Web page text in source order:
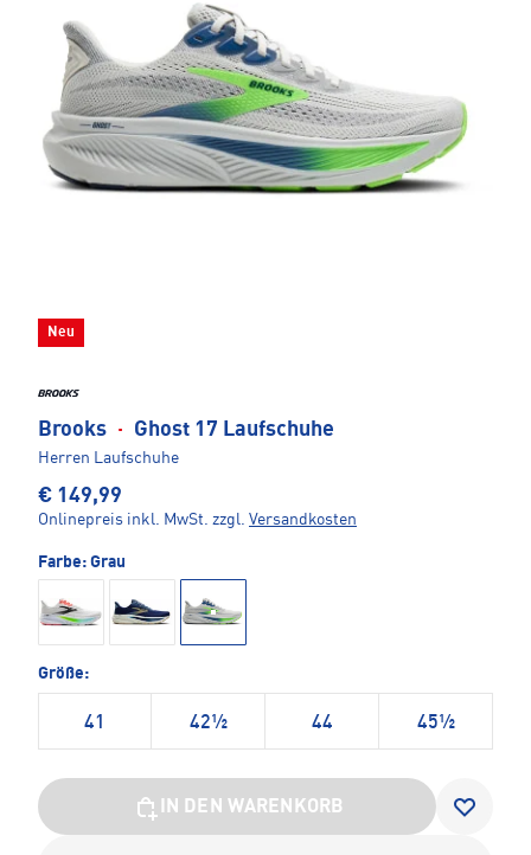
Neu
Brooks · Ghost 17 Laufschuhe
Herren Laufschuhe
€ 149,99
Onlinepreis inkl. MwSt. zzgl. Versandkosten
Farbe: Grau
Größe:
41 42½ 44 45½
IN DEN WARENKORB